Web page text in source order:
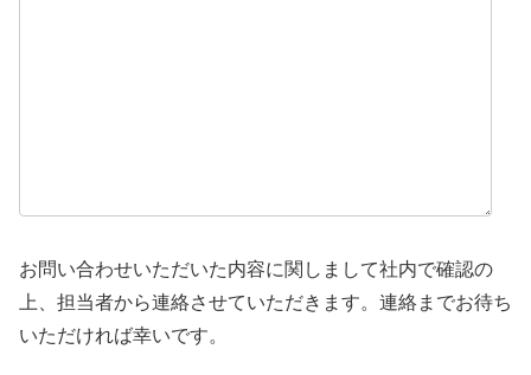
お問い合わせいただいた内容に関しまして社内で確認の
上、担当者から連絡させていただきます。連絡までお待ち
いただければ幸いです。